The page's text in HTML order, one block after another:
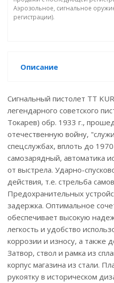
Аэрозольное, сигнальное
регистрации).
Описание
Сигнальный пистолет ТТ
легендарного советского
Токарев) обр. 1933 г.,
отечественную войну,
спецслужбах, вплоть до
самозарядный, автоматика
от выстрела. Ударно-
действия, т.е. стрельба
Предохранительных
задержка. Оптимальное
обеспечивает высокую
легкость и удобство
коррозии и износу, а также
Затвор, ствол и рамка из
корпус магазина из стали.
рукоятку в историческом